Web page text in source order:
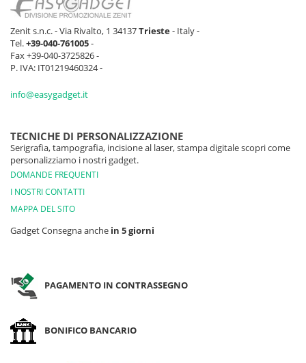
Zenit s.n.c. - Via Rivalto, 1 34137Trieste- Italy -
Tel.+39-040-761005-
Fax +39-040-3725826 -
P. IVA: IT01219460324 -
info@easygadget.it
TECNICHE DI PERSONALIZZAZIONE
Serigrafia, tampografia, incisione al laser, stampa digitale scopri come
personalizziamo i nostri gadget.
DOMANDE FREQUENTI
I NOSTRI CONTATTI
MAPPA DEL SITO
Gadget Consegna anche in 5 giorni
PAGAMENTO IN CONTRASSEGNO
BONIFICO BANCARIO